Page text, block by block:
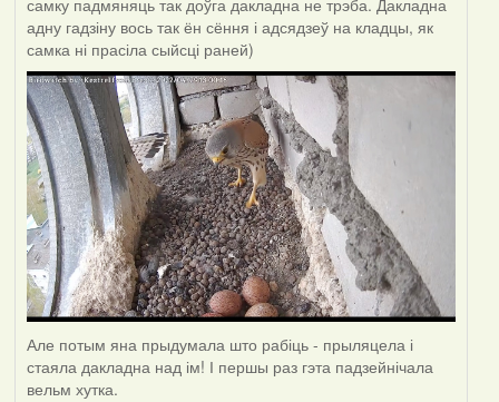
самку падмяняць так доўга дакладна не трэба. Дакладна
адну гадзіну вось так ён сёння і адсядзеў на кладцы, як
самка ні прасіла сыйсці раней)
Але потым яна прыдумала што рабіць - прыляцела і
стаяла дакладна над ім! І першы раз гэта падзейнічала
вельм хутка.